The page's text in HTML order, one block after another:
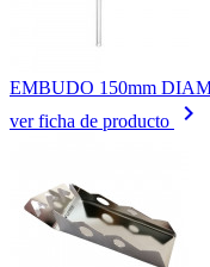
EMBUDO 150mm
ver ficha de producto
keyboard_arrow_right